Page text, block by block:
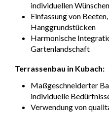
individuellen Wünschen
Einfassung von
Hanggrundstücken
Harmonische
Gartenlandschaft
Terrassenbau in Kubach:
Maßgeschneiderter
individuelle
Verwendung von